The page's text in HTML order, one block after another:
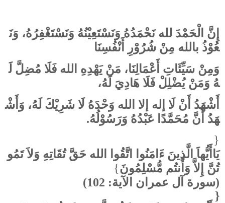
إِنَّ الْحَمْدَ لله نَحْمَدُهُ وَنَسْتَعِيْنُهُ وَنَسْتَغْفِرُهُ، وَنَ
عُوْذُ بالله مِنْ شُرُوْرِ أَنْفُسِنَا
وَمِنْ سَيِّئَاتِ أَعْمَالِنَا، مَنْ يَهْدِهِ الله فَلَا مُضِلَّ لَ
هُ وَمَنْ يُضْلِلْ فَلَا هَادِيَ لَهُ،
أَشْهَدُ أَنْ لَا إله إلا الله وَحْدَهُ لَا شَرِيْكَ لَهُ، وَأَشْ
هَدُ أَنَّ مُحَمَّدًا عَبْدُهُ وَرَسُوْلُهُ.
}
يَاأَيُّهاَ الَّذِينَ ءَامَنُوا اتَّقُوا الله حَقَّ تُقَاتِهِ وَلاَ تَمُو
تُنَّ إِلاَّ وَأَنتُم مُّسْلِمُونَ{
(سورة آل عمران الآية: 102)
}